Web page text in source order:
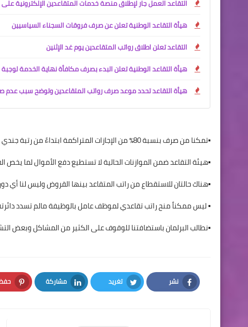
التقاعد العمل جار لإطلاق منصة خدمات المتقاعدين الإلكترونية
هيأة التقاعد الوطنية تعلن عن صرف فروقات السجناء السياسيين
التقاعد تعلن اطلاق رواتب المتقاعدين يوم غد الإثنين
هيأة التقاعد الوطنية تعلن البدء بصرف مكافأة نهاية الخدمة لوجبة
هيأة التقاعد تحدد موعد صرف رواتب المتقاعدين وتوضح سبب عدم
▪️تمكنا من صرف بنسبة 80٪؜ من الإجازات المتراكمة ابتداءً من رتبة جندي إلى رتبة عقيد ووضعنا جدولاً لاستكمال الصرف
▪️هيئة التقاعد ضمن الموازنات الحالية لا تستطيع دفع الأموال لما يخص
▪️هناك حالتان للاستقطاع من راتب المتقاعد بينها القروض وليس لنا أي
▪️ ليس ممكناً منح راتب تقاعدي لموظف عامل بالوظيفة مالم تسدد
▪️نطالب البرلمان باستضافتنا للوقوف على الكثير من المشاكل وبعض
نشر
Facebook
تغريد
Twitter
مشاركة
LinkedIn